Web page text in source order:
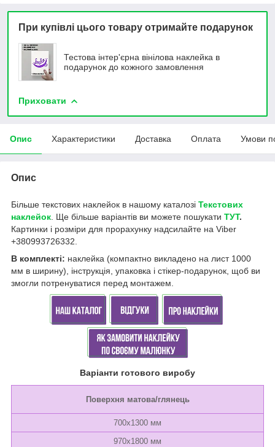
При купівлі цього товару отримайте подарунок
Тестова інтер'єрна вінілова наклейка в
подарунок до кожного замовлення
Приховати
Опис Характеристики Доставка Оплата Умови
Опис
Більше текстових наклейок в нашому каталозі Текстових
наклейок . Ще більше варіантів ви можете пошукати ТУТ.
Картинки і розміри для прорахунку надсилайте на Viber
+380993726332.
В комплекті: наклейка (компактно викладено на лист 1000
мм в ширину), інструкція, упаковка і стікер-подарунок, щоб ви
змогли потренуватися перед монтажем.
Варіанти готового виробу
Поверхня матова/глянець
700х1300 мм
970х1800 мм